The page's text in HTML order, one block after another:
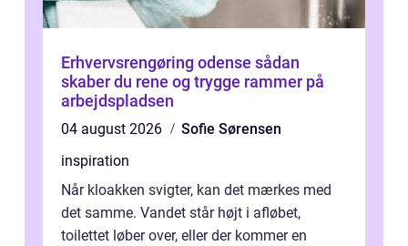
Erhvervsrengøring odense sådan
skaber du rene og trygge rammer på
arbejdspladsen
04 august 2026
Sofie Sørensen
inspiration
Når kloakken svigter, kan det mærkes med
det samme. Vandet står højt i afløbet,
toilettet løber over, eller der kommer en